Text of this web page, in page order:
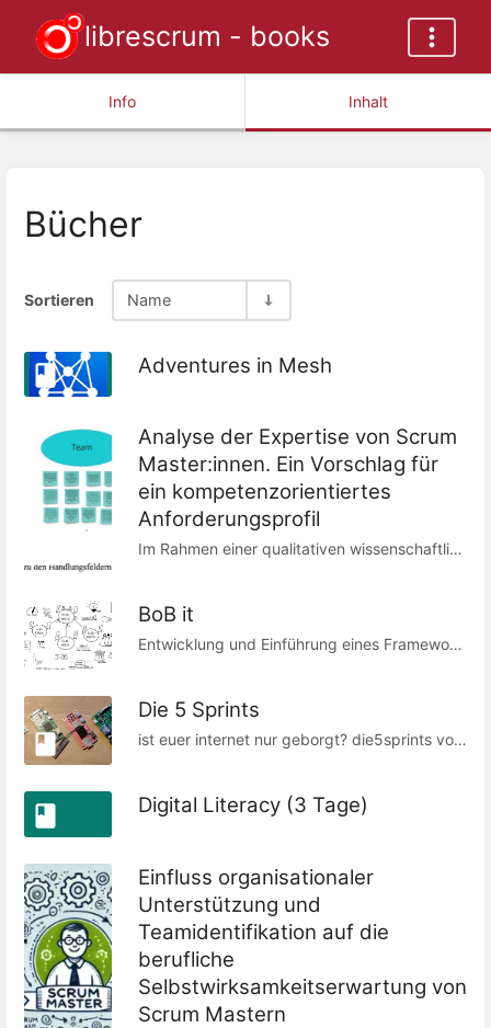
librescrum - books
Info Inhalt
Bücher
Sortieren Name
Adventures in Mesh
Analyse der Expertise von Scrum
Master:innen. Ein Vorschlag für
ein kompetenzorientiertes
Anforderungsprofil
Im Rahmen einer qualitativen wissenschaftlichen Fallstudie wurde systematisch der Frage nachgegangen, welche Kompetenzen (kognitiven Fertigkeiten und Wissen) die Rolle des/r Scrum Master:in benötigt, um erfolgreich ihrer/seiner Verantwortung in der Team- und Organisationsentwicklung nachgehen zu können. Das Ergebnis ist ein Vorschlag für ein umfassendes, kompetenzorientiertes Anforderungsprofil für Scrum Master:innen auf wissenschaftlicher Basis. Aufbauend darauf kann zum Beispiel die eigene Kompetenzentwicklung als Scrum Master:in selbstbestimmt vorangetrieben werden.
BoB it
Entwicklung und Einführung eines Frameworks aus Scrum und Soziokratie 3.0zur Erreichung einer agileren Organisation Masterthesis vonBeata Bossler
Die 5 Sprints
ist euer internet nur geborgt? die5sprints von zum ersten mal was mit elektronik bis zum eigenen stueck sozialem netzwerk. -- eine private bastelinitiative geboren auf dem #scrumday 2024 ;) vollstaendige Ankuendigung im Fediverse
Digital Literacy (3 Tage)
Einfluss organisationaler
Unterstützung und
Teamidentifikation auf die
berufliche
Selbstwirksamkeitserwartung von
Scrum Mastern